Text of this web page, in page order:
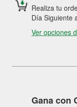
Realiza tu
Día Siguiente
Ver opciones
Gana con